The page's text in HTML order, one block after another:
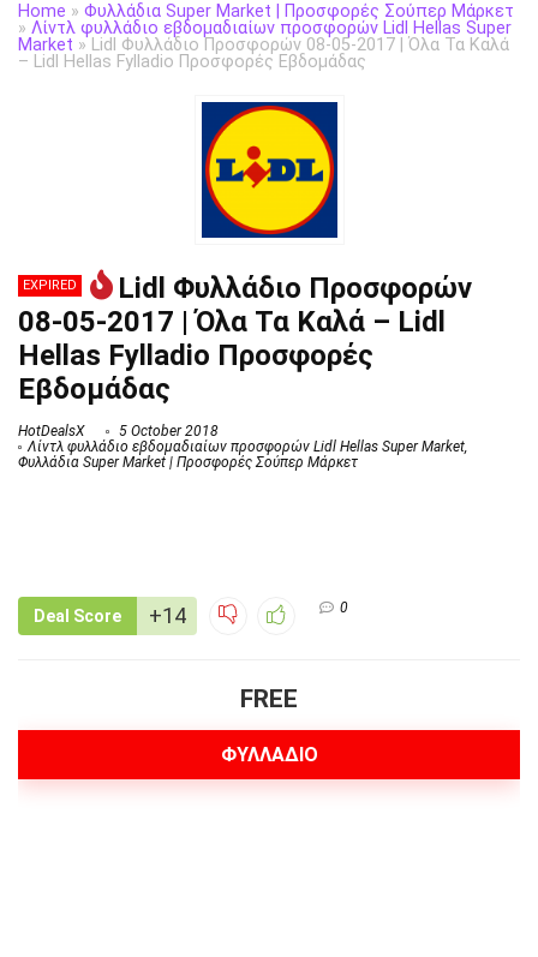
Home » Φυλλάδια Super Market | Προσφορές Σούπερ Μάρκετ
» Λίντλ φυλλάδιο εβδομαδιαίων προσφορών Lidl Hellas Super
Market » Lidl Φυλλάδιο Προσφορών 08-05-2017 | Όλα Τα Καλά
– Lidl Hellas Fylladio Προσφορές Εβδομάδας
EXPIRED
Lidl Φυλλάδιο Προσφορών
08-05-2017 | Όλα Τα Καλά – Lidl
Hellas Fylladio Προσφορές
Εβδομάδας
HotDealsX
5 October 2018
Λίντλ φυλλάδιο εβδομαδιαίων προσφορών Lidl Hellas Super Market,
Φυλλάδια Super Market | Προσφορές Σούπερ Μάρκετ
Deal Score +14 0
FREE
ΦΥΛΛΑΔΙΟ